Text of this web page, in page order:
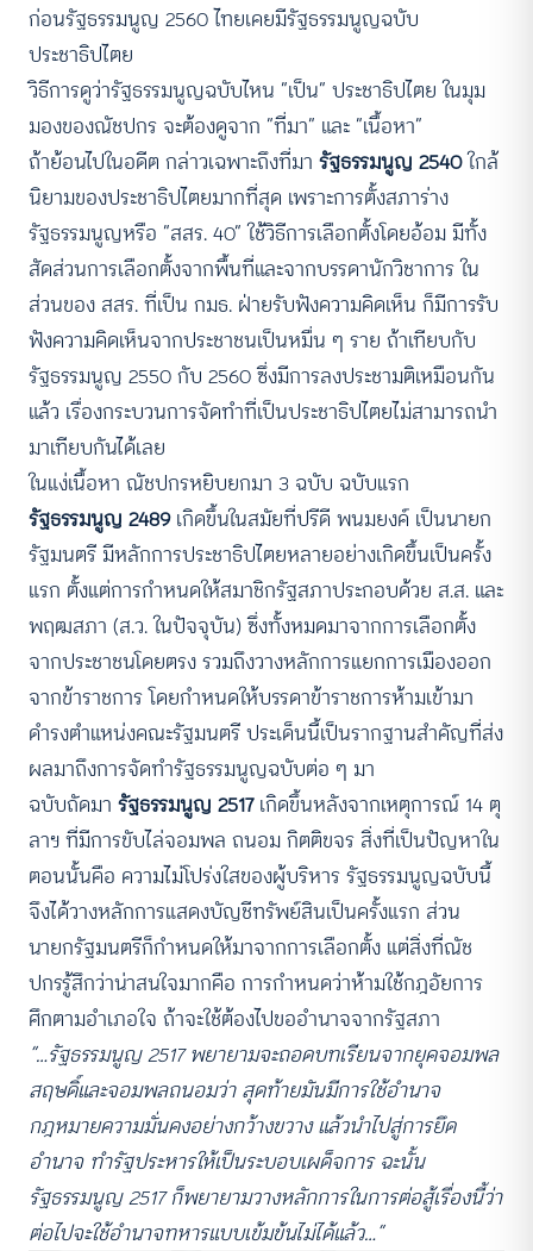
ก่อนรัฐธรรมนูญ 2560 ไทยเคยมีรัฐธรรมนูญฉบับ
ประชาธิปไตย
วิธีการดูว่ารัฐธรรมนูญฉบับไหน “เป็น” ประชาธิปไตย ในมุม
มองของณัชปกร จะต้องดูจาก “ที่มา” และ “เนื้อหา”
ถ้าย้อนไปในอดีต กล่าวเฉพาะถึงที่มา รัฐธรรมนูญ 2540ใกล้
นิยามของประชาธิปไตยมากที่สุด เพราะการตั้งสภาร่าง
รัฐธรรมนูญหรือ “สสร. 40” ใช้วิธีการเลือกตั้งโดยอ้อม มีทั้ง
สัดส่วนการเลือกตั้งจากพื้นที่และจากบรรดานักวิชาการ ใน
ส่วนของ สสร. ที่เป็น กมธ. ฝ่ายรับฟังความคิดเห็น ก็มีการรับ
ฟังความคิดเห็นจากประชาชนเป็นหมื่น ๆ ราย ถ้าเทียบกับ
รัฐธรรมนูญ 2550 กับ 2560 ซึ่งมีการลงประชามติเหมือนกัน
แล้ว เรื่องกระบวนการจัดทำที่เป็นประชาธิปไตยไม่สามารถนำ
มาเทียบกันได้เลย
ในแง่เนื้อหา ณัชปกรหยิบยกมา 3 ฉบับ ฉบับแรก
รัฐธรรมนูญ 2489เกิดขึ้นในสมัยที่ปรีดี พนมยงค์ เป็นนายก
รัฐมนตรี มีหลักการประชาธิปไตยหลายอย่างเกิดขึ้นเป็นครั้ง
แรก ตั้งแต่การกำหนดให้สมาชิกรัฐสภาประกอบด้วย ส.ส. และ
พฤฒสภา (ส.ว. ในปัจจุบัน) ซึ่งทั้งหมดมาจากการเลือกตั้ง
จากประชาชนโดยตรง รวมถึงวางหลักการแยกการเมืองออก
จากข้าราชการ โดยกำหนดให้บรรดาข้าราชการห้ามเข้ามา
ดำรงตำแหน่งคณะรัฐมนตรี ประเด็นนี้เป็นรากฐานสำคัญที่ส่ง
ผลมาถึงการจัดทำรัฐธรรมนูญฉบับต่อ ๆ มา
ฉบับถัดมา รัฐธรรมนูญ 2517เกิดขึ้นหลังจากเหตุการณ์ 14 ตุ
ลาฯ ที่มีการขับไล่จอมพล ถนอม กิตติขจร สิ่งที่เป็นปัญหาใน
ตอนนั้นคือ ความไม่โปร่งใสของผู้บริหาร รัฐธรรมนูญฉบับนี้
จึงได้วางหลักการแสดงบัญชีทรัพย์สินเป็นครั้งแรก ส่วน
นายกรัฐมนตรีก็กำหนดให้มาจากการเลือกตั้ง แต่สิ่งที่ณัช
ปกรรู้สึกว่าน่าสนใจมากคือ การกำหนดว่าห้ามใช้กฎอัยการ
ศึกตามอำเภอใจ ถ้าจะใช้ต้องไปขออำนาจจากรัฐสภา
“…รัฐธรรมนูญ 2517 พยายามจะถอดบทเรียนจากยุคจอมพล
สฤษดิ์และจอมพลถนอมว่า สุดท้ายมันมีการใช้อำนาจ
กฎหมายความมั่นคงอย่างกว้างขวาง แล้วนำไปสู่การยึด
อำนาจ ทำรัฐประหารให้เป็นระบอบเผด็จการ ฉะนั้น
รัฐธรรมนูญ 2517 ก็พยายามวางหลักการในการต่อสู้เรื่องนี้ว่า
ต่อไปจะใช้อำนาจทหารแบบเข้มข้นไม่ได้แล้ว…”